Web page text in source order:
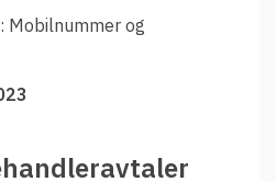
Mobilnummer og